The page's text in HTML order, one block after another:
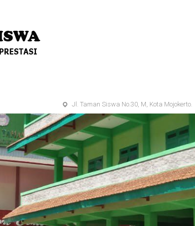
Jl. Taman Siswa No.30, M, Kota Mojokerto.